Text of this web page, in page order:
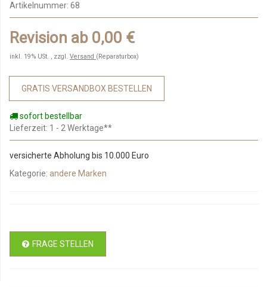
Artikelnummer: 68
Revision ab 0,00 €
inkl. 19% USt. , zzgl. Versand (Reparaturbox)
GRATIS VERSANDBOX BESTELLEN
sofort bestellbar
Lieferzeit: 1 - 2 Werktage**
versicherte Abholung bis 10.000 Euro
Kategorie: andere Marken
FRAGE STELLEN